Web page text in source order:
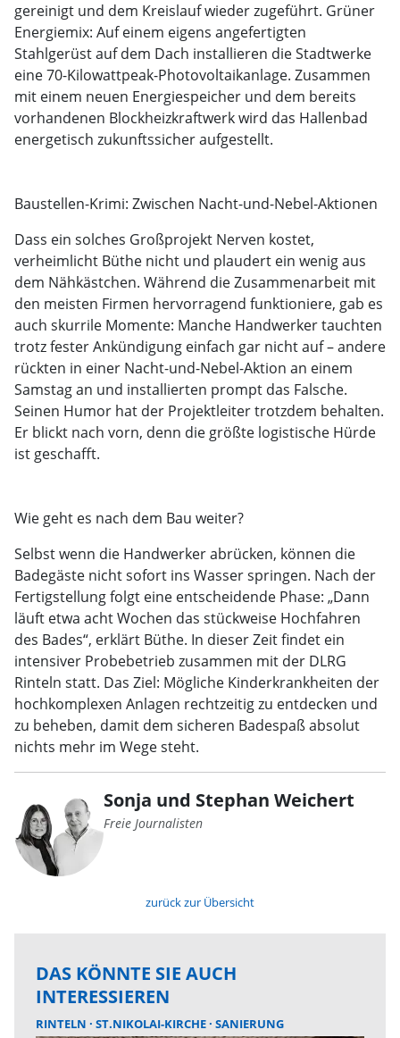
gereinigt und dem Kreislauf wieder zugeführt. Grüner
Energiemix: Auf einem eigens angefertigten
Stahlgerüst auf dem Dach installieren die Stadtwerke
eine 70-Kilowattpeak-Photovoltaikanlage. Zusammen
mit einem neuen Energiespeicher und dem bereits
vorhandenen Blockheizkraftwerk wird das Hallenbad
energetisch zukunftssicher aufgestellt.
Baustellen-Krimi: Zwischen Nacht-und-Nebel-Aktionen
Dass ein solches Großprojekt Nerven kostet,
verheimlicht Büthe nicht und plaudert ein wenig aus
dem Nähkästchen. Während die Zusammenarbeit mit
den meisten Firmen hervorragend funktioniere, gab es
auch skurrile Momente: Manche Handwerker tauchten
trotz fester Ankündigung einfach gar nicht auf – andere
rückten in einer Nacht-und-Nebel-Aktion an einem
Samstag an und installierten prompt das Falsche.
Seinen Humor hat der Projektleiter trotzdem behalten.
Er blickt nach vorn, denn die größte logistische Hürde
ist geschafft.
Wie geht es nach dem Bau weiter?
Selbst wenn die Handwerker abrücken, können die
Badegäste nicht sofort ins Wasser springen. Nach der
Fertigstellung folgt eine entscheidende Phase: „Dann
läuft etwa acht Wochen das stückweise Hochfahren
des Bades“, erklärt Büthe. In dieser Zeit findet ein
intensiver Probebetrieb zusammen mit der DLRG
Rinteln statt. Das Ziel: Mögliche Kinderkrankheiten der
hochkomplexen Anlagen rechtzeitig zu entdecken und
zu beheben, damit dem sicheren Badespaß absolut
nichts mehr im Wege steht.
Sonja und Stephan Weichert
Freie Journalisten
zurück zur Übersicht
DAS KÖNNTE SIE AUCH
INTERESSIEREN
RINTELN ST.NIKOLAI-KIRCHE SANIERUNG